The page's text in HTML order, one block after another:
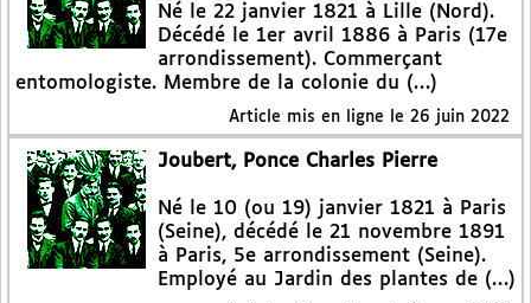
Né le 22 janvier 1821 à Lille (Nord).
Décédé le 1er avril 1886 à Paris (17e
arrondissement). Commerçant
entomologiste. Membre de la colonie du (…)
Article mis en ligne le 26 juin 2022
Joubert, Ponce Charles Pierre
Né le 10 (ou 19) janvier 1821 à Paris
(Seine), décédé le 21 novembre 1891
à Paris, 5e arrondissement (Seine).
Employé au Jardin des plantes de (…)